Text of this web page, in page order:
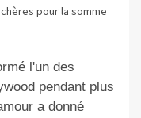
pour la somme
l'un des
pendant plus
a donné